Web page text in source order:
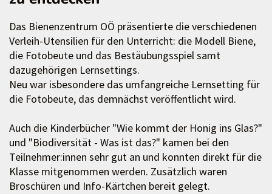
Das Bienenzentrum OÖ präsentierte die verschiedenen
Verleih-Utensilien für den Unterricht: die Modell Biene,
die Fotobeute und das Bestäubungsspiel samt
dazugehörigen Lernsettings.
Neu war isbesondere das umfangreiche Lernsetting für
die Fotobeute, das demnächst veröffentlicht wird.
Auch die Kinderbücher "Wie kommt der Honig ins Glas?"
und "Biodiversität - Was ist das?" kamen bei den
Teilnehmer:innen sehr gut an und konnten direkt für die
Klasse mitgenommen werden. Zusätzlich waren
Broschüren und Info-Kärtchen bereit gelegt.